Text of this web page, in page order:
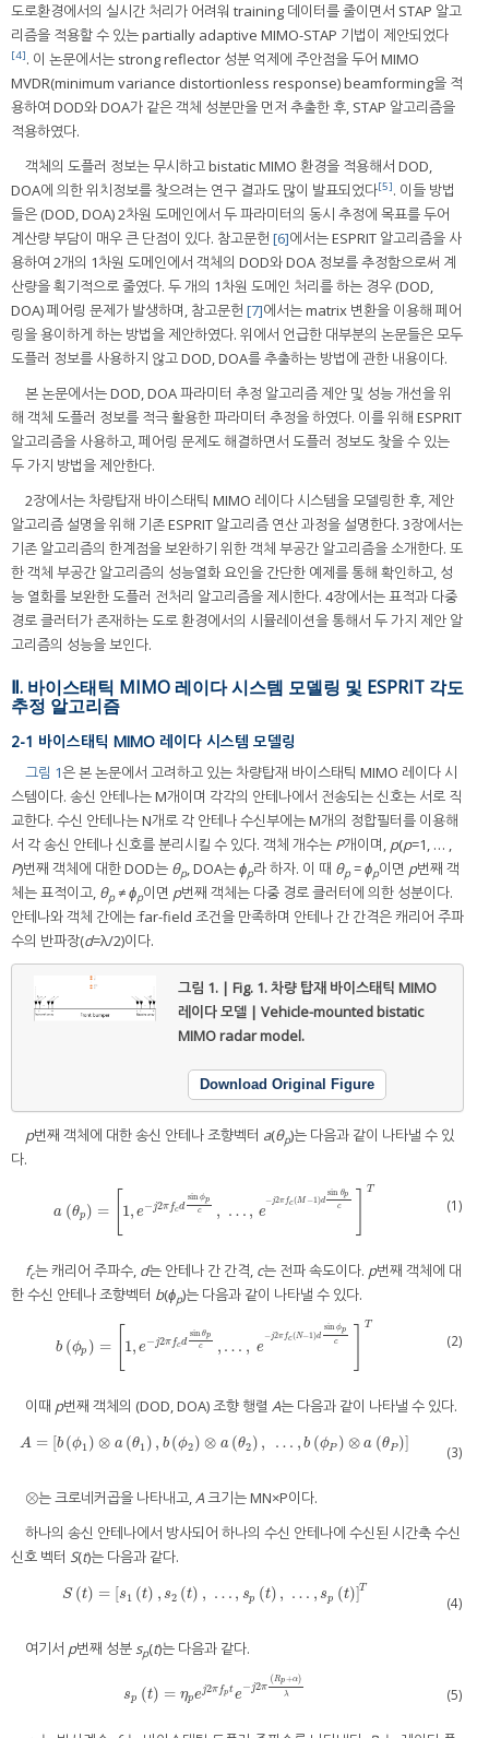
도로환경에서의 실시간 처리가 어려워 training 데이터를 줄이면서 STAP 알고
리즘을 적용할 수 있는 partially adaptive MIMO-STAP 기법이 제안되었다
[4]. 이 논문에서는 strong reflector 성분 억제에 주안점을 두어 MIMO
MVDR(minimum variance distortionless response) beamforming을 적
용하여 DOD와 DOA가 같은 객체 성분만을 먼저 추출한 후, STAP 알고리즘을
적용하였다.
객체의 도플러 정보는 무시하고 bistatic MIMO 환경을 적용해서 DOD,
DOA에 의한 위치정보를 찾으려는 연구 결과도 많이 발표되었다[5]. 이들 방법
들은 (DOD, DOA) 2차원 도메인에서 두 파라미터의 동시 추정에 목표를 두어
계산량 부담이 매우 큰 단점이 있다. 참고문헌 [6]에서는 ESPRIT 알고리즘을 사
용하여 2개의 1차원 도메인에서 객체의 DOD와 DOA 정보를 추정함으로써 계
산량을 획기적으로 줄였다. 두 개의 1차원 도메인 처리를 하는 경우 (DOD,
DOA) 페어링 문제가 발생하며, 참고문헌 [7]에서는 matrix 변환을 이용해 페어
링을 용이하게 하는 방법을 제안하였다. 위에서 언급한 대부분의 논문들은 모두
도플러 정보를 사용하지 않고 DOD, DOA를 추출하는 방법에 관한 내용이다.
본 논문에서는 DOD, DOA 파라미터 추정 알고리즘 제안 및 성능 개선을 위
해 객체 도플러 정보를 적극 활용한 파라미터 추정을 하였다. 이를 위해 ESPRIT
알고리즘을 사용하고, 페어링 문제도 해결하면서 도플러 정보도 찾을 수 있는
두 가지 방법을 제안한다.
2장에서는 차량탑재 바이스태틱 MIMO 레이다 시스템을 모델링한 후, 제안
알고리즘 설명을 위해 기존 ESPRIT 알고리즘 연산 과정을 설명한다. 3장에서는
기존 알고리즘의 한계점을 보완하기 위한 객체 부공간 알고리즘을 소개한다. 또
한 객체 부공간 알고리즘의 성능열화 요인을 간단한 예제를 통해 확인하고, 성
능 열화를 보완한 도플러 전처리 알고리즘을 제시한다. 4장에서는 표적과 다중
경로 클러터가 존재하는 도로 환경에서의 시뮬레이션을 통해서 두 가지 제안 알
고리즘의 성능을 보인다.
Ⅱ. 바이스태틱 MIMO 레이다 시스템 모델링 및 ESPRIT 각도
추정 알고리즘
2-1 바이스태틱 MIMO 레이다 시스템 모델링
그림 1은 본 논문에서 고려하고 있는 차량탑재 바이스태틱 MIMO 레이다 시
스템이다. 송신 안테나는 M개이며 각각의 안테나에서 전송되는 신호는 서로 직
교한다. 수신 안테나는 N개로 각 안테나 수신부에는 M개의 정합필터를 이용해
서 각 송신 안테나 신호를 분리시킬 수 있다. 객체 개수는 P개이며, p(p=1, … ,
P)번째 객체에 대한 DOD는 θp, DOA는ϕp라 하자. 이 때 θp=ϕp이면 p번째 객
체는 표적이고, θp≠ϕp이면 p번째 객체는 다중 경로 클러터에 의한 성분이다.
안테나와 객체 간에는 far-field 조건을 만족하며 안테나 간 간격은 캐리어 주파
수의 반파장(d=λ/2)이다.
그림 1. | Fig. 1.차량 탑재 바이스태틱 MIMO
레이다 모델 | Vehicle-mounted bistatic
MIMO radar model.
Download Original Figure
p번째 객체에 대한 송신 안테나 조향벡터 a(θp)는 다음과 같이 나타낼 수 있
다.
a (θp ) = 1, e− j2π fcd
sin ϕp
c
, … , e
−j2πfc(M −1)d
sin θp
c
T
a (θp)= [1 −j2πfcdsinϕpc, … e−j 2 πf θ (1)
fc는 캐리어 주파수, d는 안테나 간 간격, c는 전파 속도이다. p번째 객체에 대
한 수신 안테나 조향벡터 b(ϕp)는 다음과 같이 나타낼 수 있다.
b (ϕp ) = 1, e− j2πfcd
sin θp
c
, … , e
−j2πfc(N−1)d
sin ϕp
c
T
b (ϕp)= [1, −j2πfcdsinθpc, … , e − j 2π sinϕ (2)
이때 p번째 객체의 (DOD, DOA) 조향 행렬 A는 다음과 같이 나타낼 수 있다.
A = [b (ϕ1) ⊗ a (θ1) , b (ϕ2) ⊗ a (θ2) , … , b (ϕP ) ⊗ a (θP )]
A =[ b(ϕ1)⊗a( θ 1),b(ϕ2 )⊗ a(θ2), … b (ϕP)⊗a(θP) ] (3)
⊗는 크로네커곱을 나타내고,A크기는 MN×P이다.
하나의 송신 안테나에서 방사되어 하나의 수신 안테나에 수신된 시간축 수신
신호 벡터 S(t)는 다음과 같다.
S (t) = [s1 (t) , s2 (t) , … , sp (t) , … , sp (t)]T
S(t )=[s 1(t), s2( ) …, s p (t), …,s p t )] T (4)
여기서 p번째 성분sp(t)는 다음과 같다.
sp (t) = ηpej2π fpte
− j2π
(Rp+α)
λ
sp (t)= ηp ej2πfpte−j2 π(R +α (5)